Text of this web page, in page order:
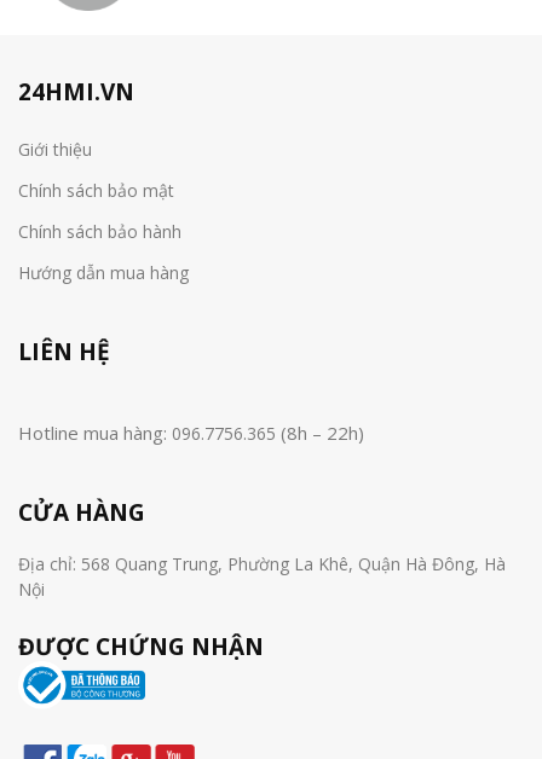
24HMI.VN
Giới thiệu
Chính sách bảo mật
Chính sách bảo hành
Hướng dẫn mua hàng
LIÊN HỆ
Hotline mua hàng: 096.7756.365 (8h – 22h)
CỬA HÀNG
Địa chỉ: 568 Quang Trung, Phường La Khê, Quận Hà Đông, Hà
Nội
ĐƯỢC CHỨNG NHẬN